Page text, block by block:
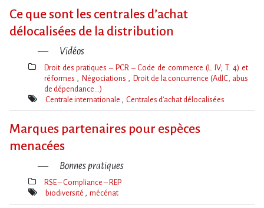
Ce que sont les centrales d’achat
délocalisées de la distribution
Vidéos
Thèmes(s)
Droit des pratiques – PCR – Code de commerce (L. IV, T. 4) et
réformes
Négociations
Droit de la concurrence (AdlC, abus
de dépendance…)
Mot(s)-
Centrale internationale Centrales d’achat délocalisées
Marques partenaires pour espèces
menacées
Bonnes pratiques
Thèmes(s)
RSE – Compliance – REP
Mot(s)-
biodiversité mécénat